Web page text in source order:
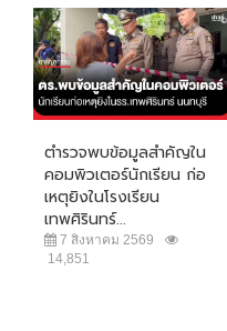
ตำรวจพบข้อมูลสำคัญใน
คอมพิวเตอร์นักเรียน ก่อ
เหตุยิงในโรงเรียน
เทพศิรินทร์...
7 สิงหาคม 2569
14,851